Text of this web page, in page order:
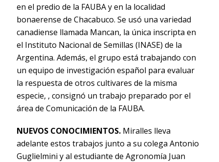
en el predio de la FAUBA y en la localidad
bonaerense de Chacabuco. Se usó una variedad
canadiense llamada Mancan, la única inscripta en
el Instituto Nacional de Semillas (INASE) de la
Argentina. Además, el grupo está trabajando con
un equipo de investigación español para evaluar
la respuesta de otros cultivares de la misma
especie, , consignó un trabajo preparado por el
área de Comunicación de la FAUBA.
NUEVOS CONOCIMIENTOS.Miralles lleva
adelante estos trabajos junto a su colega Antonio
Guglielmini y al estudiante de Agronomía Juan